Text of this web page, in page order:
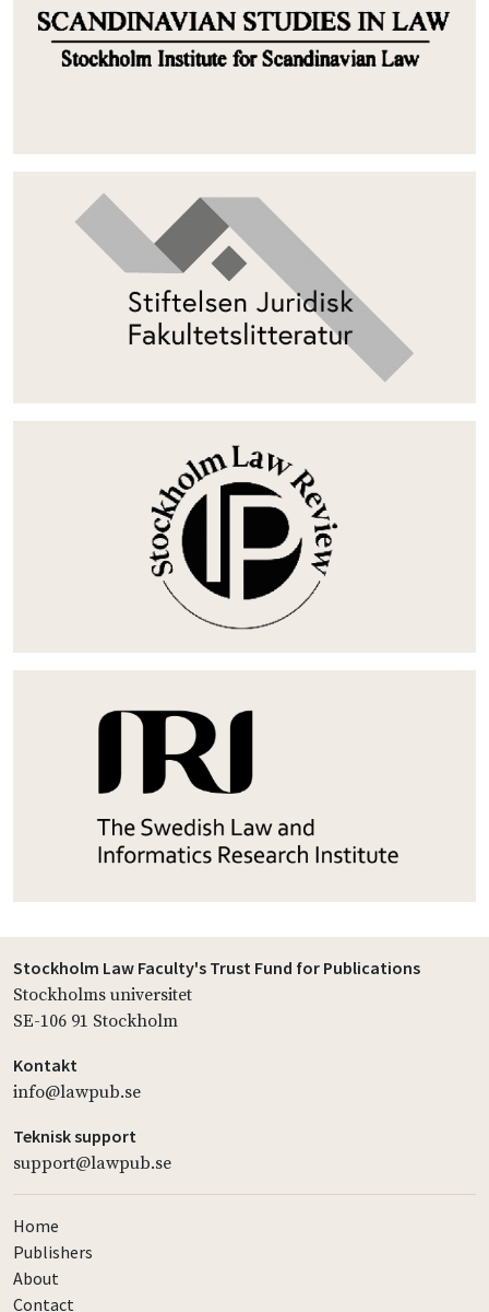
Stockholm Law Faculty's Trust Fund for Publications
Stockholms universitet
SE-106 91 Stockholm
Kontakt
info@lawpub.se
Teknisk support
support@lawpub.se
Home
Publishers
About
Contact